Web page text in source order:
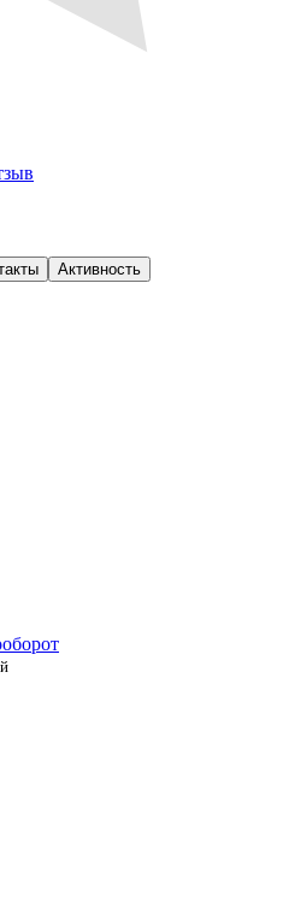
Активность